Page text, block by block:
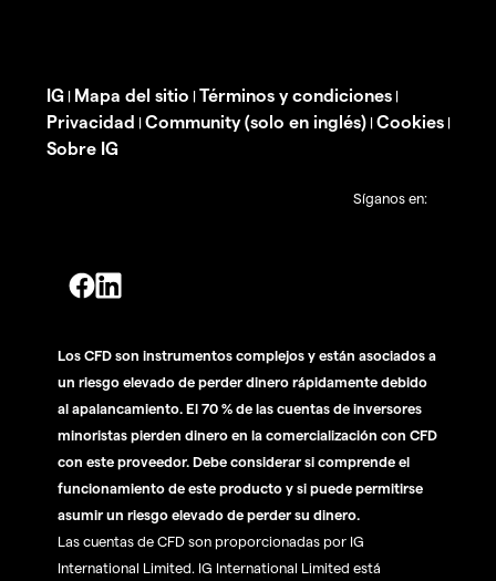
IG | Mapa del sitio | Términos y condiciones |
Privacidad | Community (solo en inglés) | Cookies |
Sobre IG
Síganos en:
Los CFD son instrumentos complejos y están asociados a
un riesgo elevado de perder dinero rápidamente debido
al apalancamiento. El 70 % de las cuentas de inversores
minoristas pierden dinero en la comercialización con CFD
con este proveedor. Debe considerar si comprende el
funcionamiento de este producto y si puede permitirse
asumir un riesgo elevado de perder su dinero.
Las cuentas de CFD son proporcionadas por IG
International Limited. IG International Limited está